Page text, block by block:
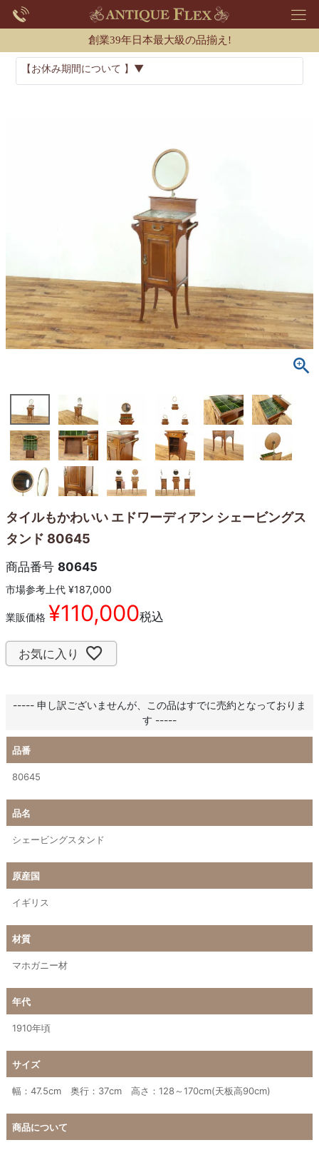
創業39年日本最大級の品揃え!
【お休み期間について 】▼
タイルもかわいい エドワーディアン シェービングス
タンド 80645
商品番号 80645
市場参考上代 ¥187,000
業販価格 ¥110,000税込
お気に入り
----- 申し訳ございませんが、この品はすでに売約となっておりま
す -----
品番
80645
品名
シェービングスタンド
原産国
イギリス
材質
マホガニー材
年代
1910年頃
サイズ
幅：47.5cm 奥行：37cm 高さ：128～170cm(天板高90cm)
商品について